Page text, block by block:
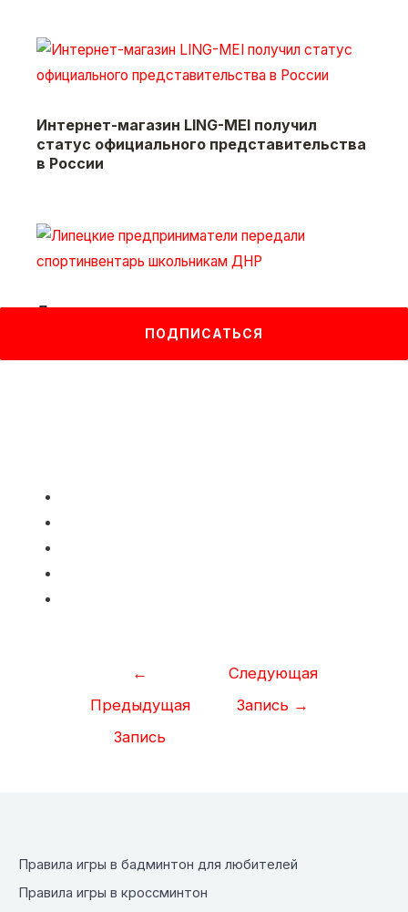
Интернет-магазин LING-MEI получил
статус официального представительства
в России
Липецкие предприниматели передали
спортинвентарь школьникам ДНР
Навигация
по
записям
←
Предыдущая
Запись
Следующая
Запись →
Правила игры в бадминтон для любителей
Правила игры в кроссминтон
ПОДПИСАТЬСЯ